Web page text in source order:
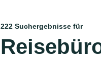
222 Suchergebnisse für